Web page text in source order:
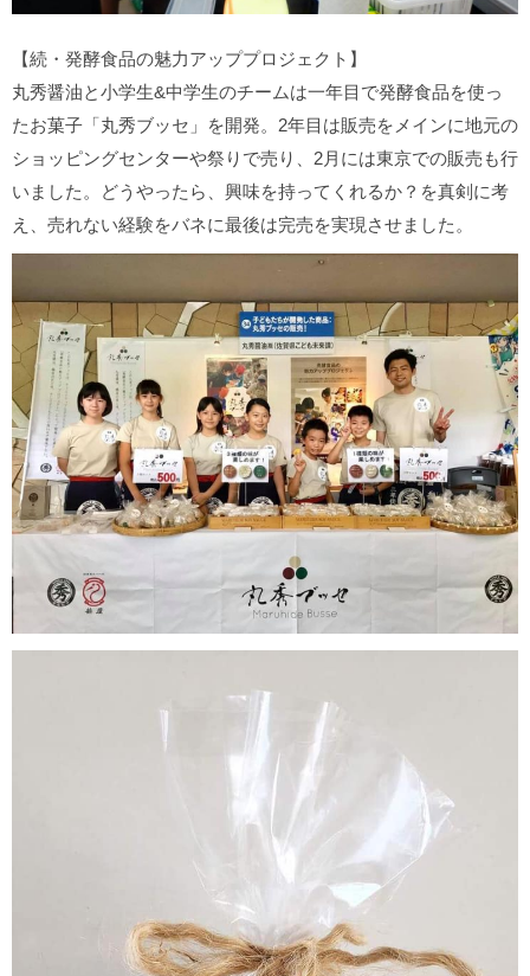
【続・発酵食品の魅力アッププロジェクト】
丸秀醤油と小学生&中学生のチームは一年目で発酵食品を使っ
たお菓子「丸秀ブッセ」を開発。2年目は販売をメインに地元の
ショッピングセンターや祭りで売り、2月には東京での販売も行
いました。どうやったら、興味を持ってくれるか？を真剣に考
え、売れない経験をバネに最後は完売を実現させました。